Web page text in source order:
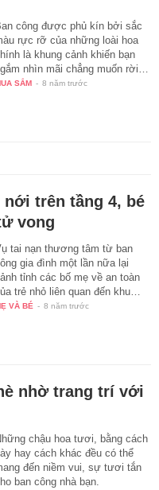
công được phủ kín bởi sắc
rực rỡ của những loài hoa
là khung cảnh khiến bạn
nhìn mãi chẳng muốn rời…
SẮM - 8 năm trước
trên tầng 4, bé
vong
tai nạn thương tâm từ ban
gia đình một lần nữa lại
tỉnh các bố mẹ về an toàn
trẻ nhỏ liên quan đến khu…
VÀ BÉ - 8 năm trước
nhờ trang trí với
chậu hoa tươi, bằng cách
hay cách khác đều có thể
đến niềm vui, sự tươi tắn
ban công nhà bạn.